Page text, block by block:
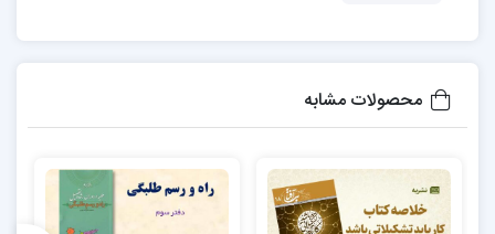
محصولات مشابه